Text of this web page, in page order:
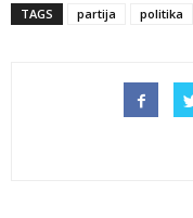
TAGS partija politika